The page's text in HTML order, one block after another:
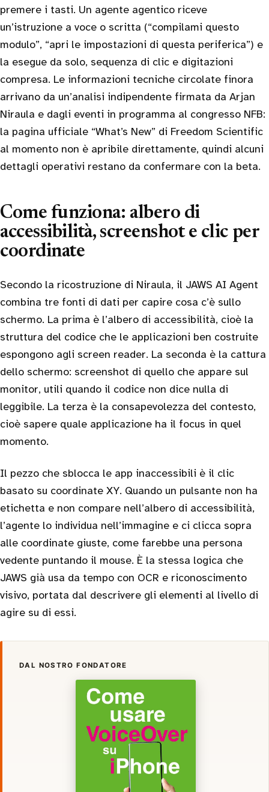
premere i tasti. Un agente agentico riceve
un’istruzione a voce o scritta (“compilami questo
modulo”, “apri le impostazioni di questa periferica”) e
la esegue da solo, sequenza di clic e digitazioni
compresa. Le informazioni tecniche circolate finora
arrivano da un’analisi indipendente firmata da Arjan
Niraula e dagli eventi in programma al congresso NFB:
la pagina ufficiale “What’s New” di Freedom Scientific
al momento non è apribile direttamente, quindi alcuni
dettagli operativi restano da confermare con la beta.
Come funziona: albero di
accessibilità, screenshot e clic per
coordinate
Secondo la ricostruzione di Niraula, il JAWS AI Agent
combina tre fonti di dati per capire cosa c’è sullo
schermo. La prima è l’albero di accessibilità, cioè la
struttura del codice che le applicazioni ben costruite
espongono agli screen reader. La seconda è la cattura
dello schermo: screenshot di quello che appare sul
monitor, utili quando il codice non dice nulla di
leggibile. La terza è la consapevolezza del contesto,
cioè sapere quale applicazione ha il focus in quel
momento.
Il pezzo che sblocca le app inaccessibili è il clic
basato su coordinate XY. Quando un pulsante non ha
etichetta e non compare nell’albero di accessibilità,
l’agente lo individua nell’immagine e ci clicca sopra
alle coordinate giuste, come farebbe una persona
vedente puntando il mouse. È la stessa logica che
JAWS già usa da tempo con OCR e riconoscimento
visivo, portata dal descrivere gli elementi al livello di
agire su di essi.
DAL NOSTRO FONDATORE